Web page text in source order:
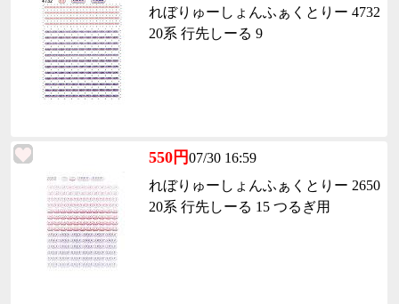
れぼりゅーしょんふぁくとりー 4732
20系 行先しーる 9
550円07/30 16:59
れぼりゅーしょんふぁくとりー 2650
20系 行先しーる 15 つるぎ用